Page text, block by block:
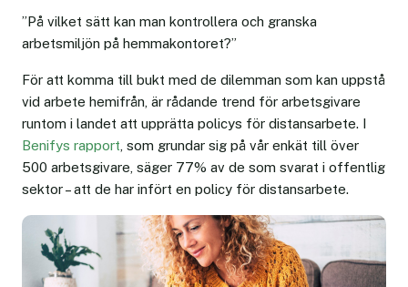
”På vilket sätt kan man kontrollera och granska
arbetsmiljön på hemmakontoret?”
För att komma till bukt med de dilemman som kan uppstå
vid arbete hemifrån, är rådande trend för arbetsgivare
runtom i landet att upprätta policys för distansarbete. I
Benifys rapport , som grundar sig på vår enkät till över
500 arbetsgivare, säger 77% av de som svarat i offentlig
sektor – att de har infört en policy för distansarbete.